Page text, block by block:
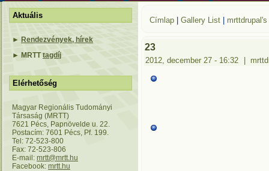
Aktuális
► Rendezvények, hírek
► MRTTtagdíj
Elérhetőség
Magyar Regionális Tudományi
Társaság (MRTT)
7621 Pécs, Papnövelde u. 22.
Postacím: 7601 Pécs, Pf. 199.
Tel: 72-523-800
Fax: 72-523-806
E-mail: mrtt@mrtt.hu
Facebook: mrtt.hu
Címlap |Gallery List
23
2012, december 27 - 16:32